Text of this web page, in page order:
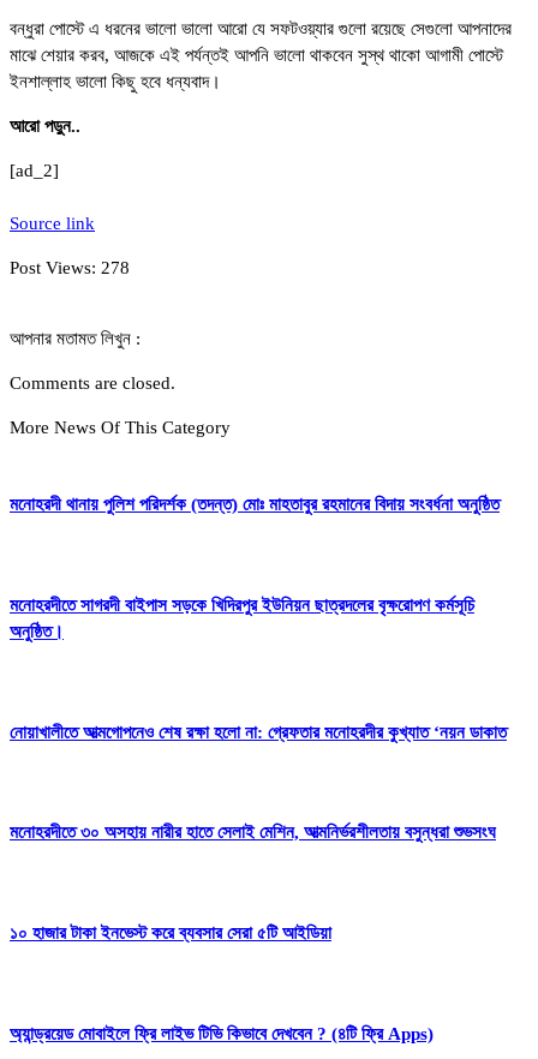
বন্ধুরা পোস্টে এ ধরনের ভালো ভালো আরো যে সফটওয়্যার গুলো রয়েছে সেগুলো আপনাদের
মাঝে শেয়ার করব, আজকে এই পর্যন্তই আপনি ভালো থাকবেন সুস্থ থাকো আগামী পোস্টে
ইনশাল্লাহ ভালো কিছু হবে ধন্যবাদ।
আরো পড়ুন..
[ad_2]
Source link
Post Views: 278
আপনার মতামত লিখুন :
Comments are closed.
More News Of This Category
মনোহরদী থানায় পুলিশ পরিদর্শক (তদন্ত) মোঃ মাহতাবুর রহমানের বিদায় সংবর্ধনা অনুষ্ঠিত
মনোহরদীতে সাগরদী বাইপাস সড়কে খিদিরপুর ইউনিয়ন ছাত্রদলের বৃক্ষরোপণ কর্মসূচি
অনুষ্ঠিত।
নোয়াখালীতে আত্মগোপনেও শেষ রক্ষা হলো না: গ্রেফতার মনোহরদীর কুখ্যাত ‘নয়ন ডাকাত
মনোহরদীতে ৩০ অসহায় নারীর হাতে সেলাই মেশিন, আত্মনির্ভরশীলতায় বসুন্ধরা শুভসংঘ
১০ হাজার টাকা ইনভেস্ট করে ব্যবসার সেরা ৫টি আইডিয়া
অ্যান্ড্রয়েড মোবাইলে ফ্রি লাইভ টিভি কিভাবে দেখবেন ? (৪টি ফ্রি Apps)